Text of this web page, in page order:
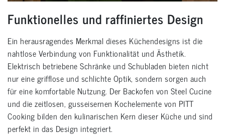
Funktionelles und raffiniertes Design
Ein herausragendes Merkmal dieses Küchendesigns ist die
nahtlose Verbindung von Funktionalität und Ästhetik.
Elektrisch betriebene Schränke und Schubladen bieten nicht
nur eine grifflose und schlichte Optik, sondern sorgen auch
für eine komfortable Nutzung. Der Backofen von Steel Cucine
und die zeitlosen, gusseisernen Kochelemente von PITT
Cooking bilden den kulinarischen Kern dieser Küche und sind
perfekt in das Design integriert.